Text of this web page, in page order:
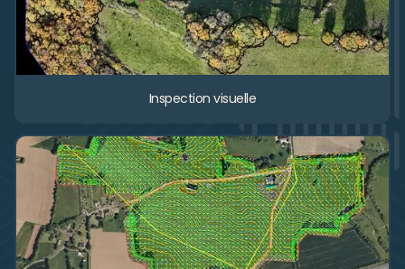
Inspection visuelle